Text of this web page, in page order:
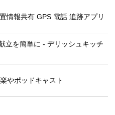
情報共有 GPS 電話 追跡アプリ
立を簡単‪に - デリッシュキッチ
やポッドキャスト